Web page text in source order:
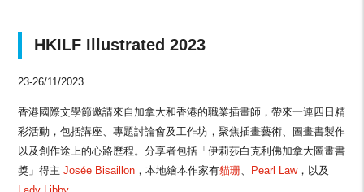
HKILF Illustrated 2023
23-26/11/2023
香港國際文學節邀請來自加拿大和香港的職業插畫師，帶來一連四日精
彩活動，包括講座、專題討論會及工作坊，聚焦插畫藝術、圖畫書製作
以及創作途上的心路歷程。分享者包括「伊莉莎白克利佛加拿大圖畫書
獎」得主Josée Bisaillon ，本地繪本作家有貓珊、 Pearl Law，以及